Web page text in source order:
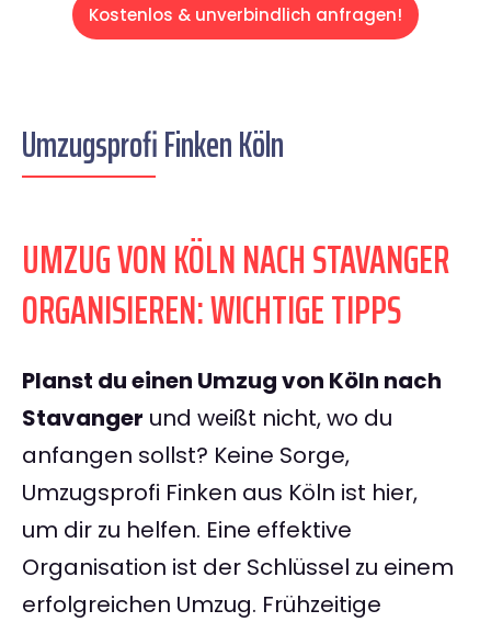
Kostenlos & unverbindlich anfragen!
Umzugsprofi Finken Köln
UMZUG VON KÖLN NACH STAVANGER
ORGANISIEREN: WICHTIGE TIPPS
Planst du einen Umzug von Köln nach
Stavanger und weißt nicht, wo du
anfangen sollst? Keine Sorge,
Umzugsprofi Finken aus Köln ist hier,
um dir zu helfen. Eine effektive
Organisation ist der Schlüssel zu einem
erfolgreichen Umzug. Frühzeitige